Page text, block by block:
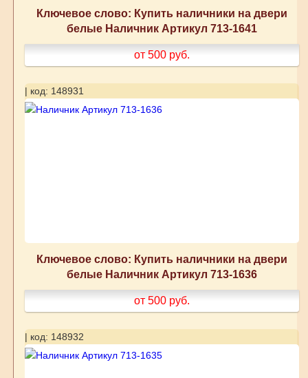
Ключевое слово: Купить наличники на двери
белые Наличник Артикул 713-1641
от 500 руб.
| код: 148931
Ключевое слово: Купить наличники на двери
белые Наличник Артикул 713-1636
от 500 руб.
| код: 148932